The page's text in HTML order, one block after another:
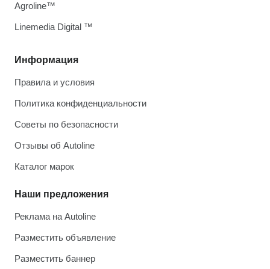
Информация
Правила и условия
Политика конфиденциальности
Советы по безопасности
Отзывы об Autoline
Каталог марок
Наши предложения
Реклама на Autoline
Разместить объявление
Разместить баннер
Agroline™
Linemedia Digital ™